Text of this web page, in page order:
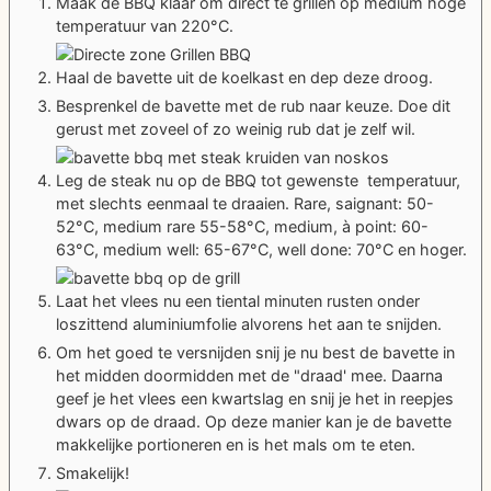
temperatuur van 220°C.
Haal de bavette uit de koelkast en dep deze droog.
Besprenkel de bavette met de rub naar keuze. Doe dit
gerust met zoveel of zo weinig rub dat je zelf wil.
Leg de steak nu op de BBQ tot gewenste temperatuur,
met slechts eenmaal te draaien. Rare, saignant: 50-
52°C, medium rare 55-58°C, medium, à point: 60-
63°C, medium well: 65-67°C, well done: 70°C en hoger.
Laat het vlees nu een tiental minuten rusten onder
loszittend aluminiumfolie alvorens het aan te snijden.
Om het goed te versnijden snij je nu best de bavette in
het midden doormidden met de "draad' mee. Daarna
geef je het vlees een kwartslag en snij je het in reepjes
dwars op de draad. Op deze manier kan je de bavette
makkelijke portioneren en is het mals om te eten.
Smakelijk!